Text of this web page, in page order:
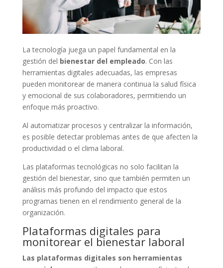
La tecnología juega un papel fundamental en la
gestión del bienestar del empleado. Con las
herramientas digitales adecuadas, las empresas
pueden monitorear de manera continua la salud física
y emocional de sus colaboradores, permitiendo un
enfoque más proactivo.
Al automatizar procesos y centralizar la información,
es posible detectar problemas antes de que afecten la
productividad o el clima laboral.
Las plataformas tecnológicas no solo facilitan la
gestión del bienestar, sino que también permiten un
análisis más profundo del impacto que estos
programas tienen en el rendimiento general de la
organización.
Plataformas digitales para
monitorear el bienestar laboral
Las plataformas digitales son herramientas